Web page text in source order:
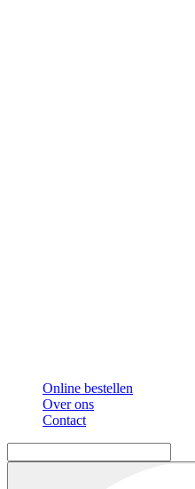
Online bestellen
Over ons
Contact